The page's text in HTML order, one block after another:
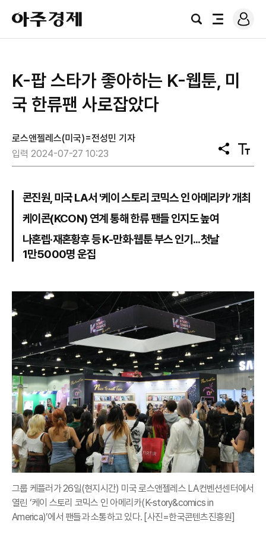
아
주
경
검
전
로
그
K-팝 스타가 좋아하는 K-웹툰, 미
국 한류팬 사로잡았다
로스앤젤레스(미국)=전성민 기자
입력 2024-07-27 10:23
공
유
텍
스
기
콘진원, 미국 LA서 '케이 스토리 코믹스 인 아메리카' 개최
케이콘(KCON) 연계 통해 한류 팬들 인지도 높여
나혼렙·재혼황후 등 K-만화·웹툰 부스 인기...첫날
1만5000명 운집
그룹 케플러가 26일(현지시간) 미국 로스앤젤레스 LA컨벤션센터에서
열린 ‘케이 스토리 코믹스 인 아메리카(K-story&comics in
America)’에서 팬들과 소통하고 있다. [사진=한국콘텐츠진흥원]